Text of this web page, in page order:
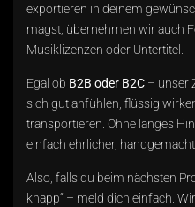
exportieren in deinem
magst, übernehmen wir auch
Musiklizenzen oder Untertitel.
Egal ob B2B oder B2C – unser
sich gut anfühlen, flüssig
transportieren. Ohne langes
einfach ehrlicher,
Also, falls du beim nächsten
knapp“ – meld dich einfach.